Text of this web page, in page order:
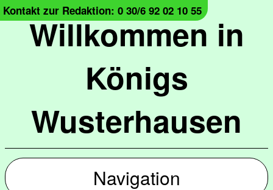
Willkommen in
Königs
Wusterhausen
Kontakt zur Redaktion: 0 30/6 92 02 10 55
Navigation